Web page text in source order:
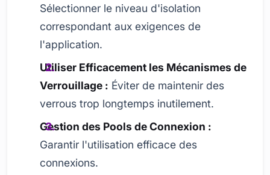
Sélectionner le niveau d'isolation
correspondant aux exigences de
l'application.
Utiliser Efficacement les Mécanismes de
Verrouillage : Éviter de maintenir des
verrous trop longtemps inutilement.
Gestion des Pools de Connexion :
Garantir l'utilisation efficace des
connexions.